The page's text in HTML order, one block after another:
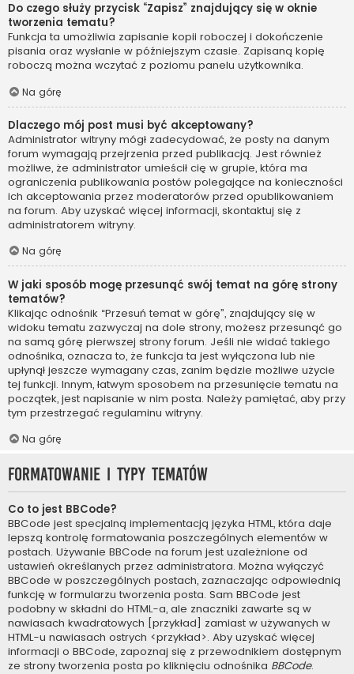
Do czego służy przycisk “Zapisz” znajdujący się w oknie
tworzenia tematu?
Funkcja ta umożliwia zapisanie kopii roboczej i dokończenie
pisania oraz wysłanie w późniejszym czasie. Zapisaną kopię
roboczą można wczytać z poziomu panelu użytkownika.
Na górę
Dlaczego mój post musi być akceptowany?
Administrator witryny mógł zadecydować, że posty na danym
forum wymagają przejrzenia przed publikacją. Jest również
możliwe, że administrator umieścił cię w grupie, która ma
ograniczenia publikowania postów polegające na konieczności
ich akceptowania przez moderatorów przed opublikowaniem
na forum. Aby uzyskać więcej informacji, skontaktuj się z
administratorem witryny.
Na górę
W jaki sposób mogę przesunąć swój temat na górę strony
tematów?
Klikając odnośnik “Przesuń temat w górę”, znajdujący się w
widoku tematu zazwyczaj na dole strony, możesz przesunąć go
na samą górę pierwszej strony forum. Jeśli nie widać takiego
odnośnika, oznacza to, że funkcja ta jest wyłączona lub nie
upłynął jeszcze wymagany czas, zanim będzie możliwe użycie
tej funkcji. Innym, łatwym sposobem na przesunięcie tematu na
początek, jest napisanie w nim posta. Należy pamiętać, aby przy
tym przestrzegać regulaminu witryny.
Na górę
Formatowanie i typy tematów
Co to jest BBCode?
BBCode jest specjalną implementacją języka HTML, która daje
lepszą kontrolę formatowania poszczególnych elementów w
postach. Używanie BBCode na forum jest uzależnione od
ustawień określanych przez administratora. Można wyłączyć
BBCode w poszczególnych postach, zaznaczając odpowiednią
funkcję w formularzu tworzenia posta. Sam BBCode jest
podobny w składni do HTML-a, ale znaczniki zawarte są w
nawiasach kwadratowych [przykład] zamiast w używanych w
HTML-u nawiasach ostrych <przykład>. Aby uzyskać więcej
informacji o BBCode, zapoznaj się z przewodnikiem dostępnym
ze strony tworzenia posta po kliknięciu odnośnika BBCode.